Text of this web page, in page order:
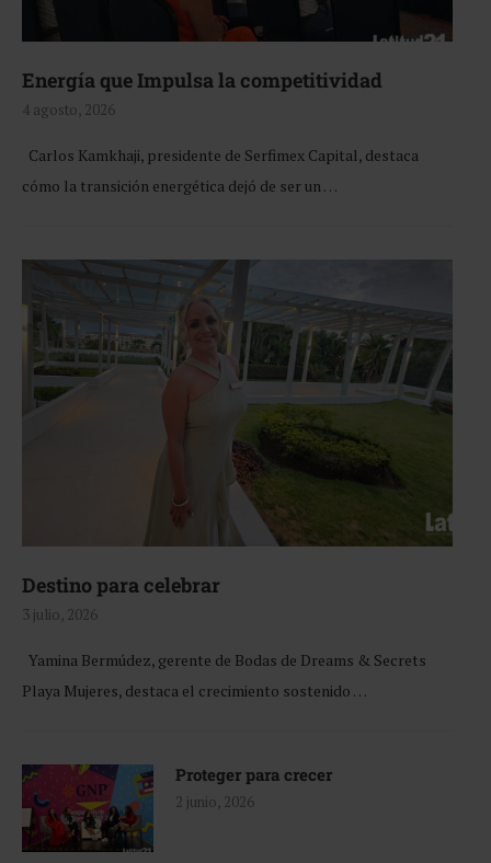
Energía que Impulsa la competitividad
4 agosto, 2026
Carlos Kamkhaji, presidente de Serfimex Capital, destaca
cómo la transición energética dejó de ser un …
Destino para celebrar
3 julio, 2026
Yamina Bermúdez, gerente de Bodas de Dreams & Secrets
Playa Mujeres, destaca el crecimiento sostenido …
Proteger para crecer
2 junio, 2026